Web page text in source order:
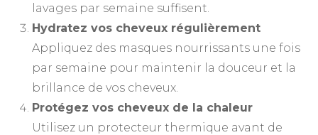
lavages par semaine suffisent.
Hydratez vos cheveux régulièrement
Appliquez des masques nourrissants une fois
par semaine pour maintenir la douceur et la
brillance de vos cheveux.
Protégez vos cheveux de la chaleur
Utilisez un protecteur thermique avant de